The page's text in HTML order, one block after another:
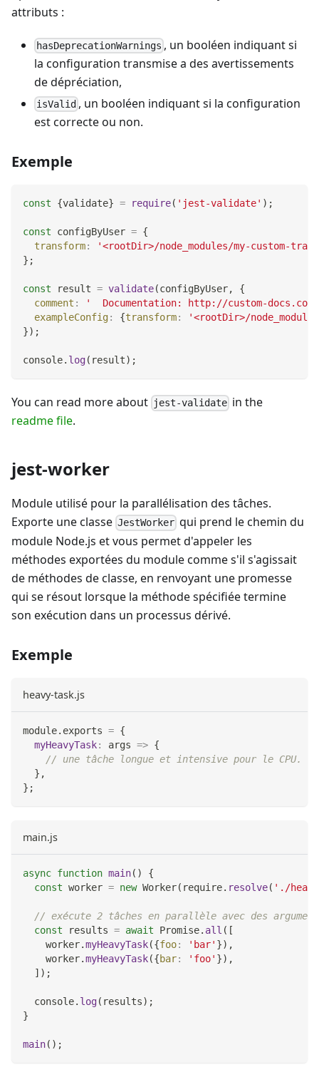
attributs :
hasDeprecationWarnings , un booléen indiquant si
la configuration transmise a des avertissements
de dépréciation,
isValid , un booléen indiquant si la configuration
est correcte ou non.
Exemple
const {validate} = require( 'jest-validate' ) ;
const configByUser = {
transform:
'<rootDir>/node_modules/my-custom-
} ;
const result = validate(configByUser,
{
comment :
'  Documentation: http://custom-docs.com'
exampleConfig: {transform:
'<rootDir>/
}) ;
console. log( result) ;
You can read more about jest-validate in the
readme file.
jest-worker
Module utilisé pour la parallélisation des tâches.
Exporte une classe JestWorker qui prend le chemin du
module Node.js et vous permet d'appeler les
méthodes exportées du module comme s'il s'agissait
de méthodes de classe, en renvoyant une promesse
qui se résout lorsque la méthode spécifiée termine
son exécution dans un processus dérivé.
Exemple
heavy-task.js
module. exports = {
myHeavyTask: args => {
// une tâche longue et intensive pour le CPU.
} ,
} ;
main.js
async function main( )
{
const worker = new Worker( require. resolve( './
// exécute 2 tâches en parallèle avec des
const results = await Promise. all ( [
    worker
.myHeavyTask({foo: 'bar' }) ,
    worker
.myHeavyTask({bar: 'foo' }) ,
] ) ;
console. log( results) ;
}
main( ) ;